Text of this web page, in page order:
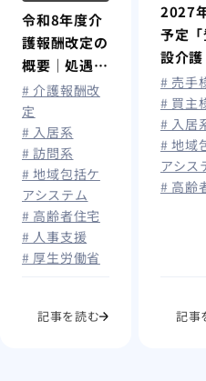
令和8年度介
護報酬改定の
概要｜処遇改
善加算拡充で
最大月額1.9
万円賃上げ、
算定要件を解
説
# 介護報酬改
定
# 入居系
# 訪問系
# 地域包括ケ
アシステム
# 高齢者住宅
# 人事支援
# 厚生労働省
記事を読む
2027
予定
設介
防）支
は？住
料老人
の今後
も解説
# 売手
# 買主
# 入居
# 地域
アシス
# 高齢
記事